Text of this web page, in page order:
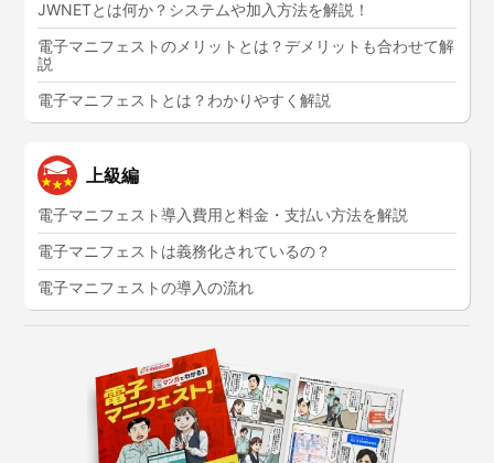
JWNETとは何か？システムや加入方法を解説！
電子マニフェストのメリットとは？デメリットも合わせて解
説
電子マニフェストとは？わかりやすく解説
上級編
電子マニフェスト導入費用と料金・支払い方法を解説
電子マニフェストは義務化されているの？
電子マニフェストの導入の流れ